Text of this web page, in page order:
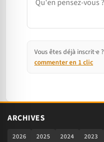
Vous êtes déjà inscrit·e ?
commenter en 1 clic
ARCHIVES
2026 2025 2024 2023